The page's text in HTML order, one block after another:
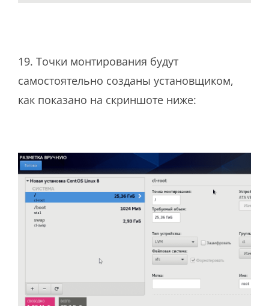
19. Точки монтирования будут
самостоятельно созданы установщиком,
как показано на скриншоте ниже: